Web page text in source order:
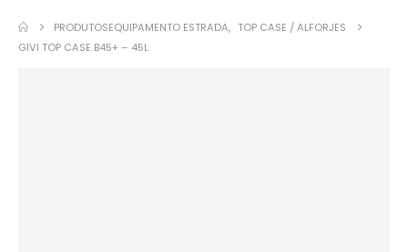
PRODUTOSEQUIPAMENTO ESTRADA, TOP CASE / ALFORJES
GIVI TOP CASE B45+ – 45L